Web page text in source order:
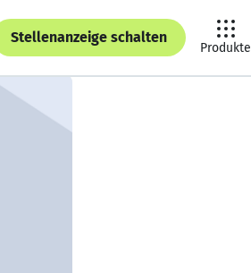
Stellenanzeige schalten
Produkte